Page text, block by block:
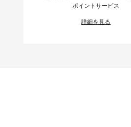
ポイントサービス
詳細を見る